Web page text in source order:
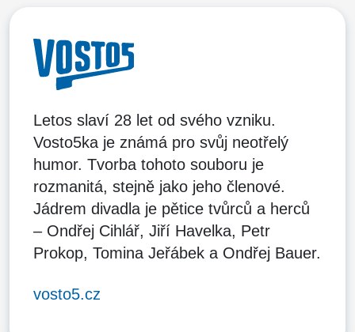
Letos slaví 28 let od svého vzniku.
Vosto5ka je známá pro svůj neotřelý
humor. Tvorba tohoto souboru je
rozmanitá, stejně jako jeho členové.
Jádrem divadla je pětice tvůrců a herců
– Ondřej Cihlář, Jiří Havelka, Petr
Prokop, Tomina Jeřábek a Ondřej Bauer.
vosto5.cz